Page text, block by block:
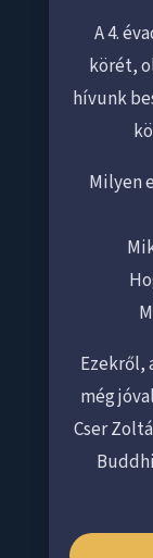
A 4.
körét,
hívunk
Milyen
Ezekről,
még
Cser